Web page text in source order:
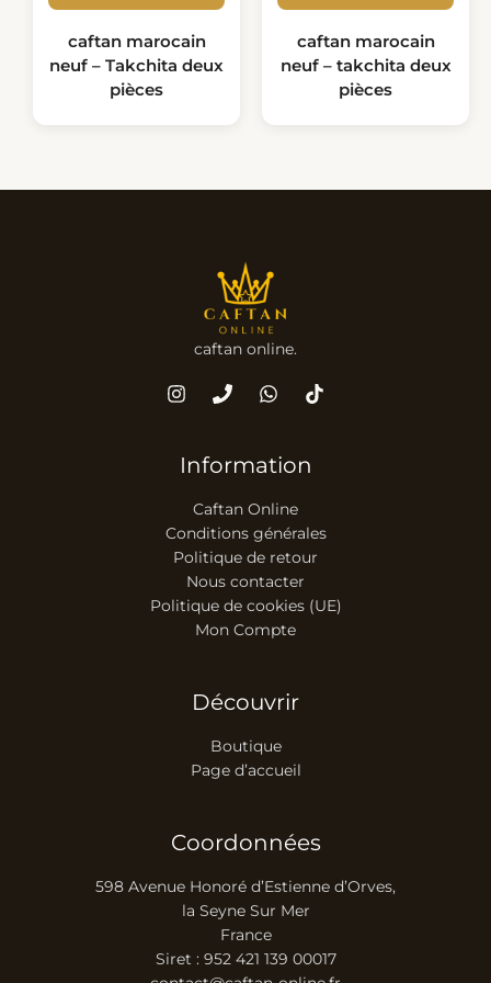
caftan marocain
neuf – Takchita deux
pièces
caftan marocain
neuf – takchita deux
pièces
caftan online.
Information
Caftan Online
Conditions générales
Politique de retour
Nous contacter
Politique de cookies (UE)
Mon Compte
Découvrir
Boutique
Page d’accueil
Coordonnées
598 Avenue Honoré d’Estienne d’Orves,
la Seyne Sur Mer
France
Siret : 952 421 139 00017